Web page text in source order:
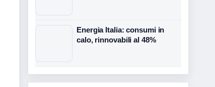
Energia Italia: consumi in
calo, rinnovabili al 48%